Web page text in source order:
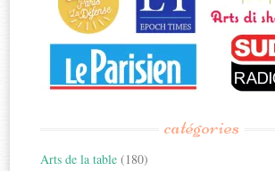
catégories
Arts de la table (180)